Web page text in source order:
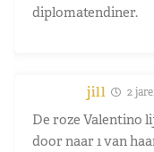
diplomatendiner.
jill 2
De roze Valentino
door naar 1 van